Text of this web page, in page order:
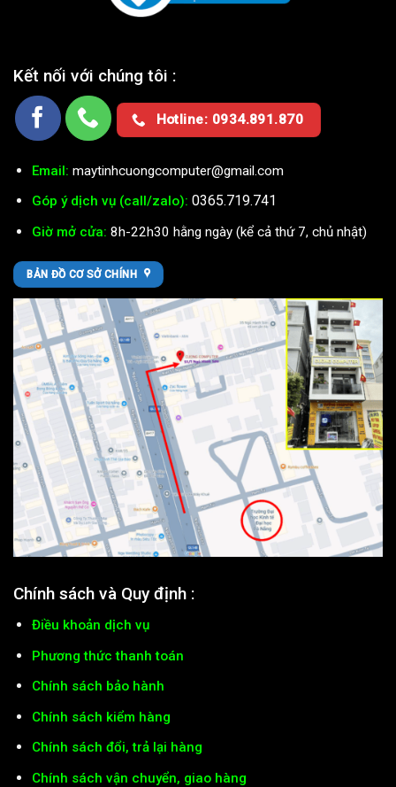
Kết nối với chúng tôi :
Hotline: 0934.891.870
Email: maytinhcuongcomputer@gmail.com
Góp ý dịch vụ (call/zalo): 0365.719.741
Giờ mở cửa: 8h-22h30 hằng ngày (kể cả thứ 7, chủ nhật)
BẢN ĐỒ CƠ SỞ CHÍNH
Chính sách và Quy định :
Điều khoản dịch vụ
Phương thức thanh toán
Chính sách bảo hành
Chính sách kiểm hàng
Chính sách đổi, trả lại hàng
Chính sách vận chuyển, giao hàng